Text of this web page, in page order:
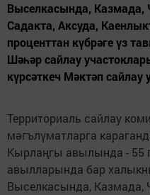
Выселкасында,
Садакта, Аксуда,
проценттан күбрәге үз
Шәһәр сайлау
күрсәткеч Мәктәп
Территориаль сайлау
мәгълүматларга
Кырлаңгы авылында - 55
авылларында бар
Выселкасында,